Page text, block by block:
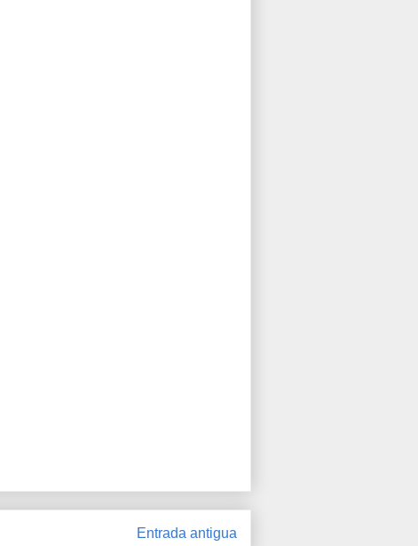
Entrada antigua